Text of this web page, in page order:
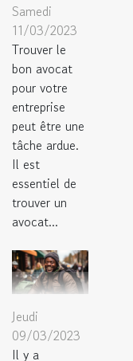
Samedi
11/03/2023
Trouver le
bon avocat
pour votre
entreprise
peut être une
tâche ardue.
Il est
essentiel de
trouver un
avocat...
Jeudi
09/03/2023
Il y a